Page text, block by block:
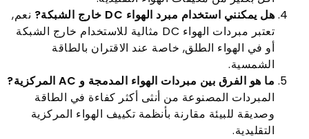
هل يمكنني استخدام مبرد الهواء DC خارج الشبكة?
نعم,
تعتبر مبردات الهواء DC مثالية للاستخدام خارج الشبكة
أو في الهواء الطلق, خاصة عند الاقتران بالطاقة
الشمسية.
ما هو الفرق بين مبردات الهواء المدمجة و AC المركزية?
المبردات المصنوعة من أنثى أكثر كفاءة في الطاقة
وصديقة للبيئة مقارنة بأنظمة تكييف الهواء المركزية
التقليدية.